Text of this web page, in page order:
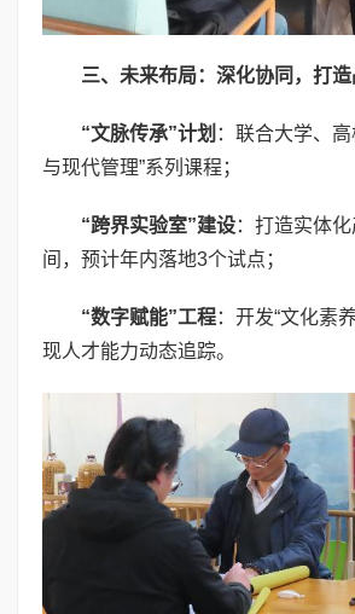
三、未来布局：深化协同，打
“文脉传承”计划 ：联合大学、
与现代管理”系列课程；
“跨界实验室”建设：打造实体
间，预计年内落地3个试点；
“数字赋能”工程：开发“文化素
现人才能力动态追踪。